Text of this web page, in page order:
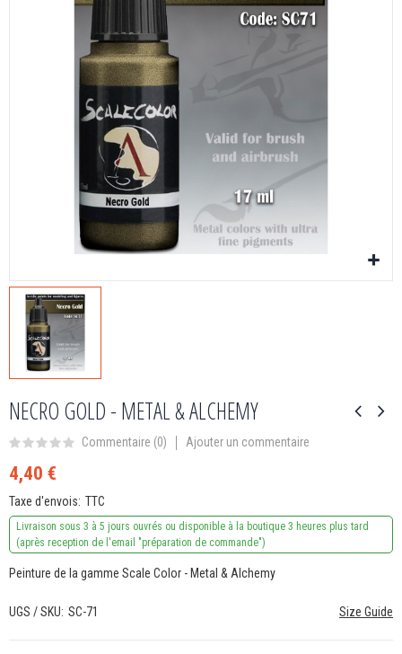
NECRO GOLD - METAL & ALCHEMY
Commentaire (0) Ajouter un commentaire
4,40 €
Taxe d'envois TTC
Livraison sous 3 à 5 jours ouvrés ou disponible à la boutique 3 heures plus tard
(après reception de l'email "préparation de commande")
Peinture de la gamme Scale Color - Metal & Alchemy
Size Guide
UGS / SKU SC-71